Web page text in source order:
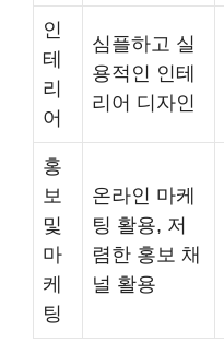
인
테
리
어
심플하고 실
용적인 인테
리어 디자인
홍
보
및
마
케
팅
온라인 마케
팅 활용, 저
렴한 홍보 채
널 활용